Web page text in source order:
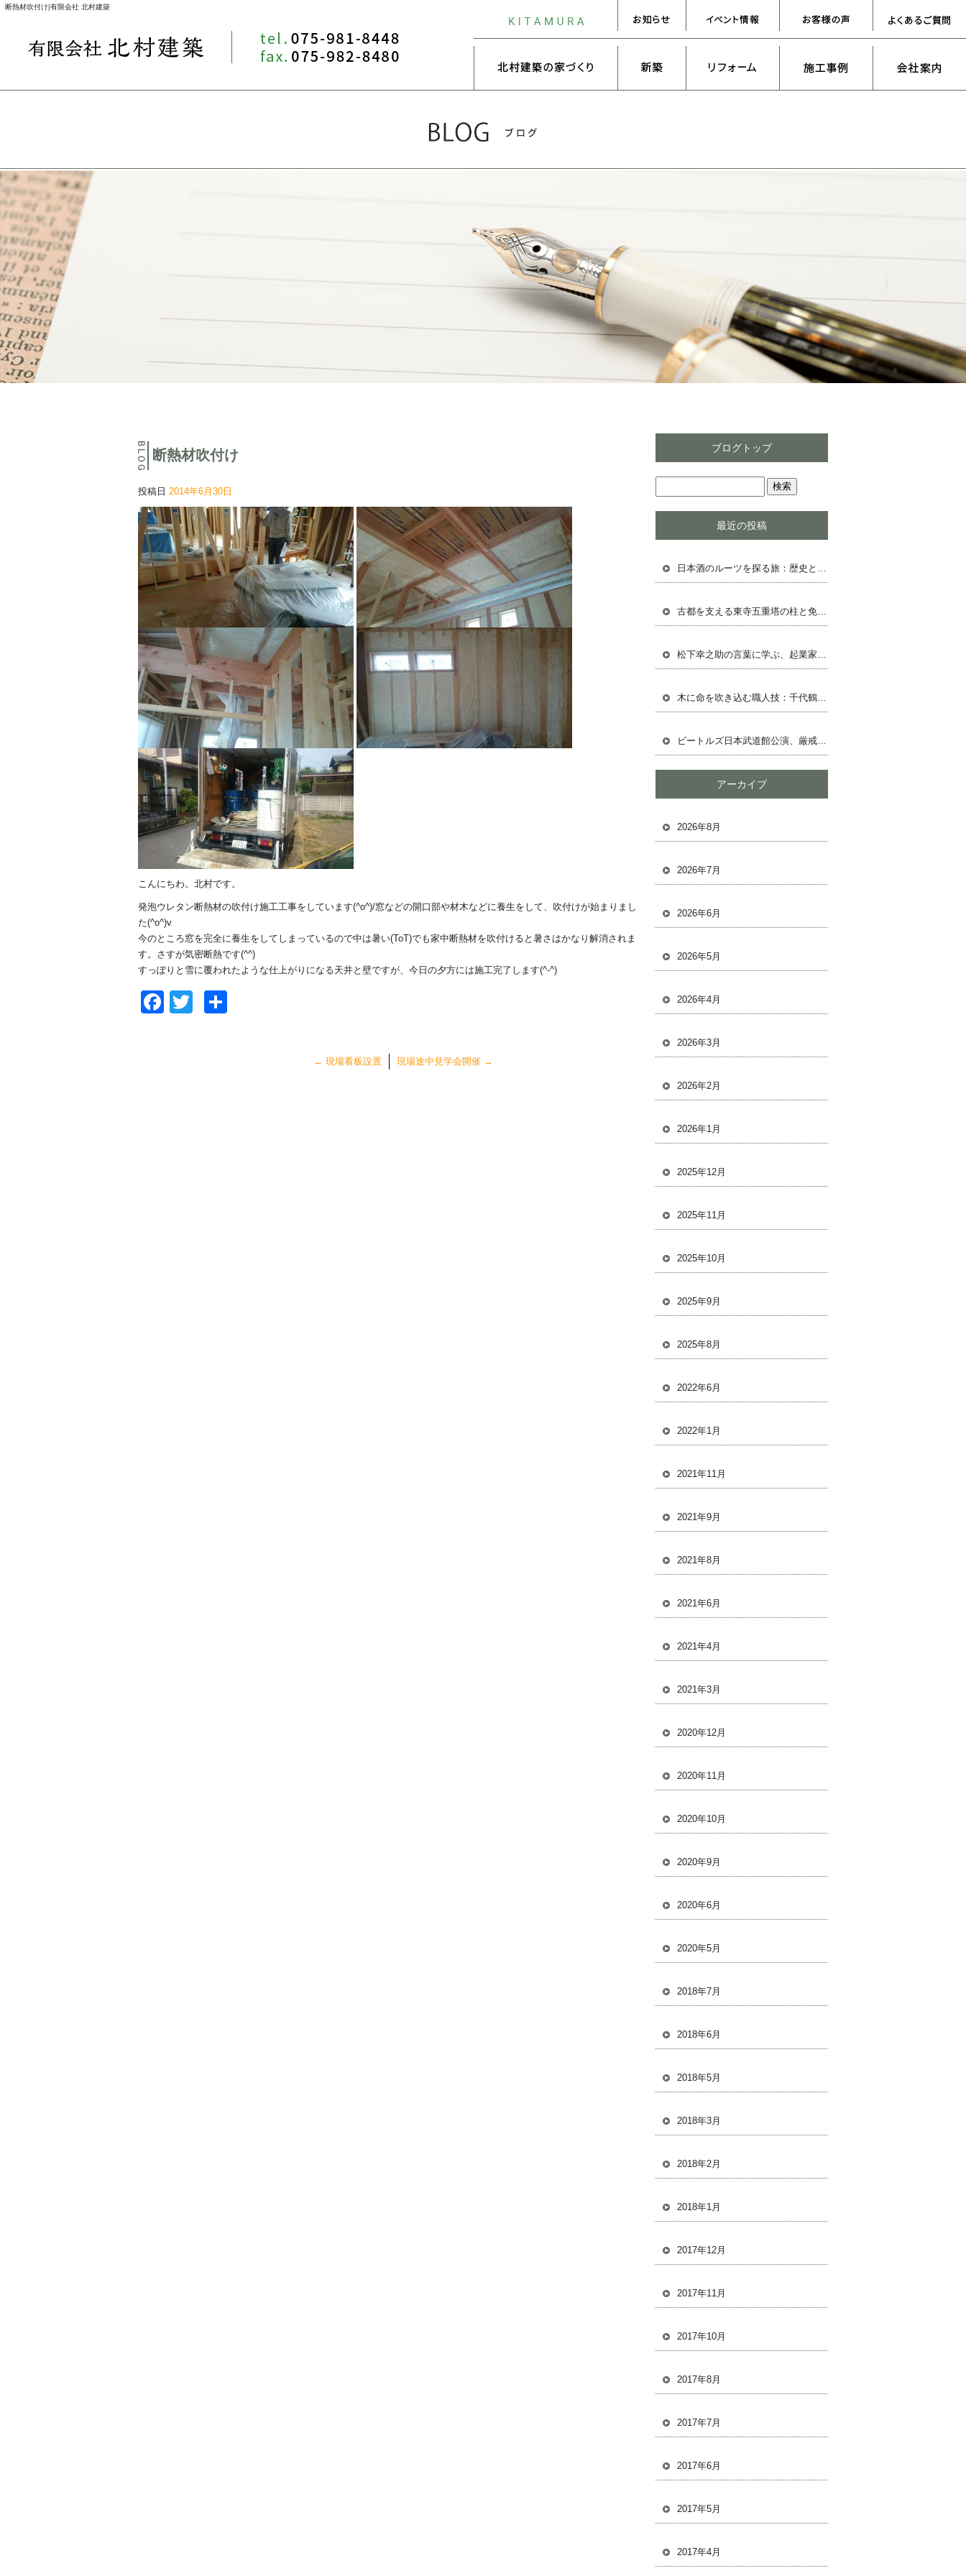
断熱材吹付け|有限会社 北村建築
断熱材吹付け
投稿日 2014年6月30日
こんにちわ。北村です。
発泡ウレタン断熱材の吹付け施工工事をしています(^o^)/窓などの開口部や材木などに養生をして、吹付けが始まりまし
た(^o^)v
今のところ窓を完全に養生をしてしまっているので中は暑い(ToT)でも家中断熱材を吹付けると暑さはかなり解消されま
す。さすが気密断熱です(^^)
すっぽりと雪に覆われたような仕上がりになる天井と壁ですが、今日の夕方には施工完了します(^-^)
Facebook
Twitter
← 現場看板設置 現場途中見学会開催 →
ブログトップ
最近の投稿
日本酒のルーツを探る旅：歴史と伝統の始まり
古都を支える東寺五重塔の柱と免震構造の秘密
松下幸之助の言葉に学ぶ、起業家として成功する人生戦略
木に命を吹き込む職人技：千代鶴の鉋と共に
ビートルズ日本武道館公演、厳戒態勢の中の熱狂
アーカイブ
2026年8月
2026年7月
2026年6月
2026年5月
2026年4月
2026年3月
2026年2月
2026年1月
2025年12月
2025年11月
2025年10月
2025年9月
2025年8月
2022年6月
2022年1月
2021年11月
2021年9月
2021年8月
2021年6月
2021年4月
2021年3月
2020年12月
2020年11月
2020年10月
2020年9月
2020年6月
2020年5月
2018年7月
2018年6月
2018年5月
2018年3月
2018年2月
2018年1月
2017年12月
2017年11月
2017年10月
2017年8月
2017年7月
2017年6月
2017年5月
2017年4月